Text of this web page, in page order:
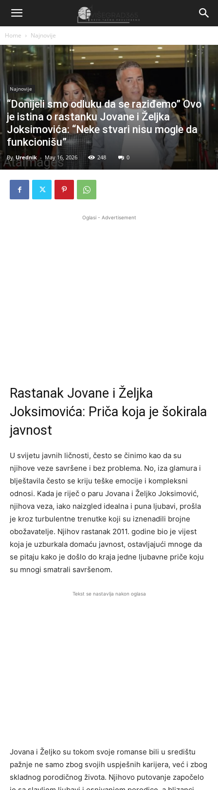
Home Najnovije
Najnovije
“Donijeli smo odluku da se raziđemo” Ovo
je istina o rastanku Jovane i Željka
Joksimovića: “Neke stvari nisu mogle da
funkcionišu”
By Urednik - May 16, 2026 248 0
Oglasi - Advertisement
Rastanak Jovane i Željka
Joksimovića: Priča koja je šokirala
javnost
U svijetu javnih ličnosti, često se činimo kao da su
njihove veze savršene i bez problema. No, iza glamura i
blještavila često se kriju teške emocije i kompleksni
odnosi. Kada je riječ o paru Jovana i Željko Joksimović,
njihova veza, iako naizgled idealna i puna ljubavi, prošla
je kroz turbulentne trenutke koji su iznenadili brojne
obožavatelje. Njihov rastanak 2011. godine bio je vijest
koja je uzburkala domaću javnost, ostavljajući mnoge da
se pitaju kako je došlo do kraja jedne ljubavne priče koju
su mnogi smatrali savršenom.
Tekst se nastavlja nakon oglasa
Jovana i Željko su tokom svoje romanse bili u središtu
pažnje ne samo zbog svojih uspješnih karijera, već i zbog
skladnog porodičnog života. Njihovo putovanje započelo